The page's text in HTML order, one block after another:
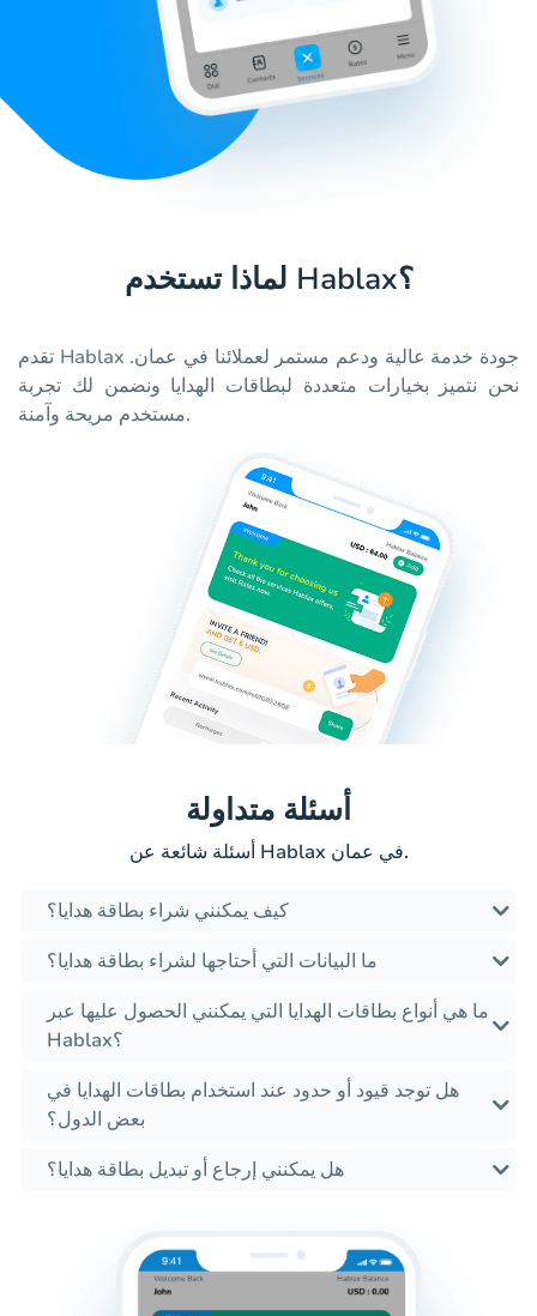
لماذا تستخدم Hablax؟
تقدم Hablax جودة خدمة عالية ودعم مستمر لعملائنا في عمان.
نحن نتميز بخيارات متعددة لبطاقات الهدايا ونضمن لك تجربة
مستخدم مريحة وآمنة.
أسئلة متداولة
أسئلة شائعة عن Hablax في عمان.
كيف يمكنني شراء بطاقة هدايا؟
ما البيانات التي أحتاجها لشراء بطاقة هدايا؟
ما هي أنواع بطاقات الهدايا التي يمكنني الحصول عليها عبر
Hablax؟
هل توجد قيود أو حدود عند استخدام بطاقات الهدايا في
بعض الدول؟
هل يمكنني إرجاع أو تبديل بطاقة هدايا؟